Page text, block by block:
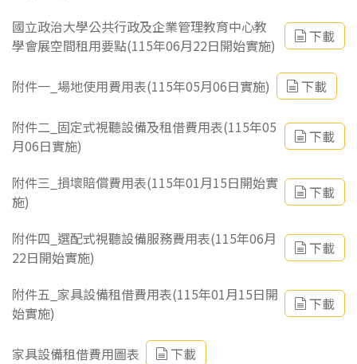
國立政治大學公共行政及企業管理教育中心教
學會展空間租用要點(115年06月22日開始實施)
下載
附件一_場地使用費用表(115年05月06日實施) 下載
附件二_固定式視聽設備及租借費用表(115年05
月06日實施)
下載
附件三_損壞賠償費用表(115年01月15日開始實
施)
下載
附件四_選配式視聽設備服務費用表(115年06月
22日開始實施)
下載
附件五_家具設備租借費用表(115年01月15日開
始實施)
下載
家具設備租借費用圖表 下載